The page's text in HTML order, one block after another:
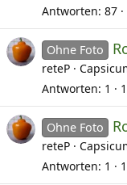
Antworten 87
Ohne Foto
reteP
Antworten 1
Ohne Foto
reteP
Antworten 1